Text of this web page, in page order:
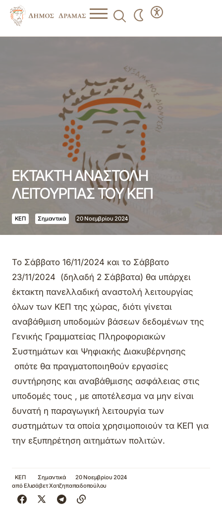
ΕΚΤΑΚΤΗ ΑΝΑΣΤΟΛΗ
ΛΕΙΤΟΥΡΓΙΑΣ ΤΟΥ ΚΕΠ
ΚΕΠ Σημαντικά 20 Νοεμβρίου 2024
Το Σάββατο 16/11/2024 και το Σάββατο
23/11/2024 (δηλαδή 2 Σάββατα) θα υπάρχει
έκτακτη πανελλαδική αναστολή λειτουργίας
όλων των ΚΕΠ της χώρας, διότι γίνεται
αναβάθμιση υποδομών βάσεων δεδομένων της
Γενικής Γραμματείας Πληροφοριακών
Συστημάτων και Ψηφιακής Διακυβέρνησης
οπότε θα πραγματοποιηθούν εργασίες
συντήρησης και αναβάθμισης ασφάλειας στις
υποδομές τους , με αποτέλεσμα να μην είναι
δυνατή η παραγωγική λειτουργία των
συστημάτων τα οποία χρησιμοποιούν τα ΚΕΠ για
την εξυπηρέτηση αιτημάτων πολιτών.
ΚΕΠ Σημαντικά
20 Νοεμβρίου 2024
από Ελισάβετ Χατζηπαπαδοπούλου